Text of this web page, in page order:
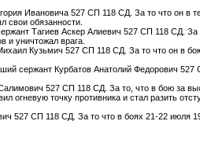
Ивановича 527 СП 118 СД. За то что он в
свои обязанности.
Тагиев Аскер Алиевич 527 СП 118 СД.
и уничтожал врага.
Кузьмич 527 СП 118 СД. За то что он в
сержант Курбатов Анатолий Федорович
527 СП 118 СД. За то, что в бою за
точку противника и стал разить
527 СП 118 СД. За то что в боях 21-22 июля